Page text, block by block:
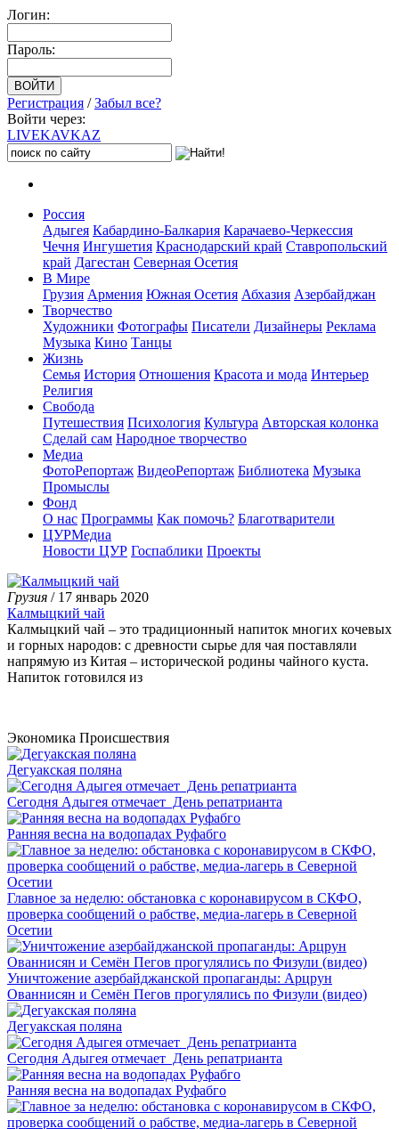
Логин:
Пароль:
Регистрация /Забыл все?
Войти через:
LIVEKAVKAZ
Россия
Адыгея Кабардино-Балкария Карачаево-Черкессия
Чечня Ингушетия Краснодарский край Ставропольский
край Дагестан Северная Осетия
В Мире
Грузия Армения Южная Осетия Абхазия Азербайджан
Творчество
Художники Фотографы Писатели Дизайнеры Реклама
Музыка Кино Танцы
Жизнь
Семья История Отношения Красота и мода Интерьер
Религия
Свобода
Путешествия Психология Культура Авторская колонка
Сделай сам Народное творчество
Медиа
ФотоРепортаж ВидеоРепортаж Библиотека Музыка
Промыслы
Фонд
О нас Программы Как помочь? Благотварители
ЦУРМедиа
Новости ЦУР Госпаблики Проекты
Грузия / 17 январь 2020
Калмыцкий чай
Калмыцкий чай – это традиционный напиток многих кочевых
и горных народов: с древности сырье для чая поставляли
напрямую из Китая – исторической родины чайного куста.
Напиток готовился из
Экономика Происшествия
Дегуакская поляна
Сегодня Адыгея отмечает День репатрианта
Ранняя весна на водопадах Руфабго
Главное за неделю: обстановка с коронавирусом в СКФО,
проверка сообщений о рабстве, медиа-лагерь в Северной
Осетии
Уничтожение азербайджанской пропаганды: Арцрун
Ованнисян и Семён Пегов прогулялись по Физули (видео)
Дегуакская поляна
Сегодня Адыгея отмечает День репатрианта
Ранняя весна на водопадах Руфабго